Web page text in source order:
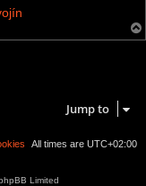
Jump to
All times are UTC+02:00
Limited